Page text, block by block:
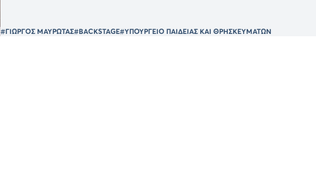
#ΓΙΩΡΓΟΣ ΜΑΥΡΩΤΑΣ#BACKSTAGE#ΥΠΟΥΡΓΕΙΟ ΠΑΙΔΕΙΑΣ ΚΑΙ ΘΡΗΣΚΕΥΜΑΤΩΝ